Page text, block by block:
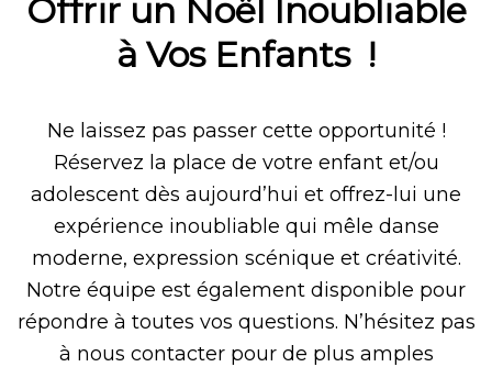
Offrir un Noël Inoubliable
à Vos Enfants !
Ne laissez pas passer cette opportunité !
Réservez la place de votre enfant et/ou
adolescent dès aujourd’hui et offrez-lui une
expérience inoubliable qui mêle danse
moderne, expression scénique et créativité.
Notre équipe est également disponible pour
répondre à toutes vos questions. N’hésitez pas
à nous contacter pour de plus amples